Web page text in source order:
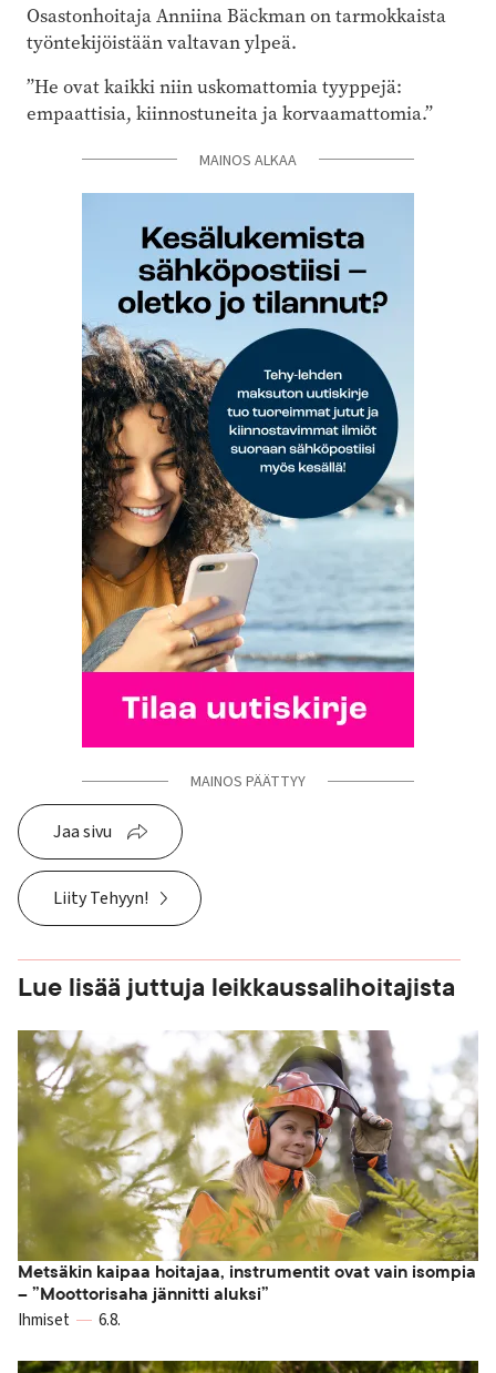
Osastonhoitaja Anniina Bäckman on tarmokkaista
työntekijöistään valtavan ylpeä.
”He ovat kaikki niin uskomattomia tyyppejä:
empaattisia, kiinnostuneita ja korvaamattomia.”
MAINOS ALKAA
MAINOS PÄÄTTYY
Jaa sivu
Liity Tehyyn!
Lue lisää juttuja leikkaussalihoitajista
Metsäkin kaipaa hoitajaa, instrumentit ovat vain isompia
– ”Moottorisaha jännitti aluksi”
Ihmiset 6.8.